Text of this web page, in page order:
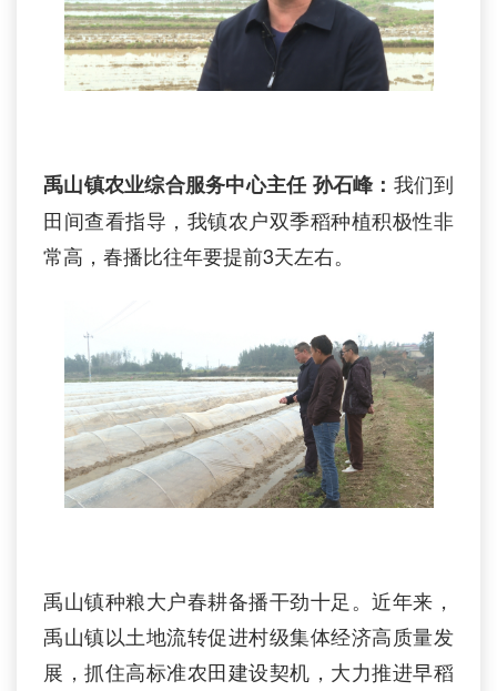
禹山镇农业综合服务中心主任 孙石峰： 我们到
田间查看指导，我镇农户双季稻种植积极性非
常高，春播比往年要提前3天左右。
禹山镇种粮大户春耕备播干劲十足。近年来，
禹山镇以土地流转促进村级集体经济高质量发
展，抓住高标准农田建设契机，大力推进早稻